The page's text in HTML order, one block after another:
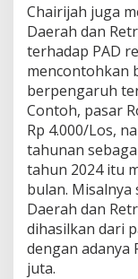
Chairijah juga
Daerah dan
terhadap PAD
mencontohkan
berpengaruh
Contoh, pasar
Rp 4.000/Los,
tahunan
tahun 2024 itu
bulan. Misalnya
Daerah dan
dihasilkan dari
dengan adanya
juta.